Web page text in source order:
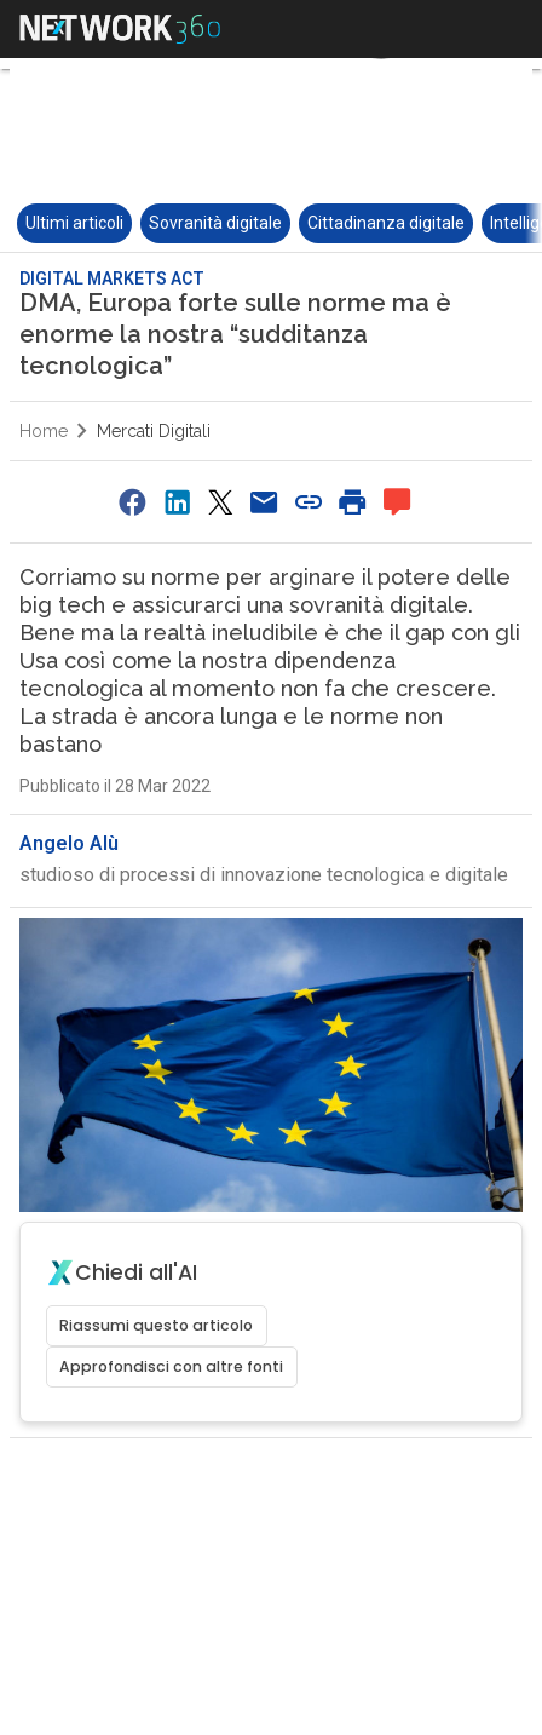
Ultimi articoli Sovranità digitale Cittadinanza digitale
DIGITAL MARKETS ACT
DMA, Europa forte sulle norme ma è
enorme la nostra “sudditanza
tecnologica”
Home Mercati Digitali
Corriamo su norme per arginare il potere delle
big tech e assicurarci una sovranità digitale.
Bene ma la realtà ineludibile è che il gap con gli
Usa così come la nostra dipendenza
tecnologica al momento non fa che crescere.
La strada è ancora lunga e le norme non
bastano
Pubblicato il 28 Mar 2022
Angelo Alù
studioso di processi di innovazione tecnologica e digitale
Chiedi all'AI
Riassumi questo articolo
Approfondisci con altre fonti